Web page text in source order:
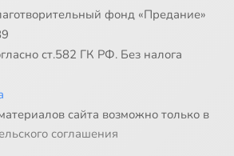
фонд «Предание»
ст.582 ГК РФ. Без налога
сайта возможно только в
соглашения